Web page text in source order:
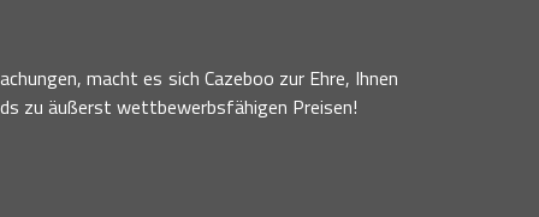
macht es sich Cazeboo zur Ehre, Ihnen
zu äußerst wettbewerbsfähigen Preisen!